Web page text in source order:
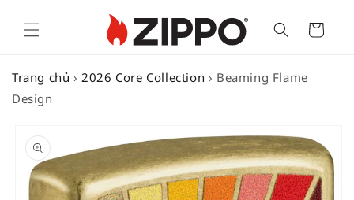
Cart
Trang chủ ›2026 Core Collection › Beaming Flame
Design
PRODUCT
INFORMATION